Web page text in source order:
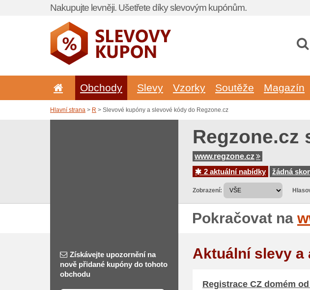
Nakupujte levněji. Ušetřete díky slevovým kupónům.
Obchody Slevy Vzorky Soutěže Magazín
Hlavní strana > R > Slevové kupóny a slevové kódy do Regzone.cz
Regzone.cz
www.regzone.cz
2 aktuální nabídky
žádná
Zobrazení:
Pokračovat na
Získávejte upozornění na
nově přidané kupóny do tohoto
obchodu
Aktuální slevy a
Registrace CZ domém